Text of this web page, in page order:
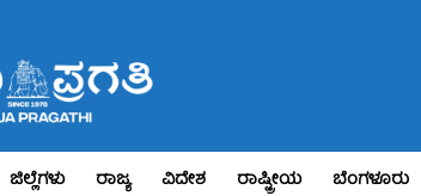
Pragathi
ಜಿಲ್ಲೆಗಳು ರಾಜ್ಯ ವಿದೇಶ ರಾಷ್ಟ್ರೀಯ ಬೆಂಗಳೂರು